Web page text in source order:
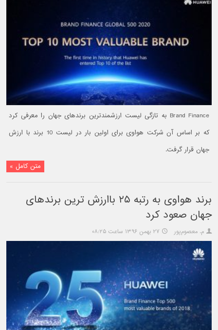
Brand Finance به تازگی لیست ارزشمندترین برندهای جهان را معرفی کرد
که بر اساس آن شرکت هواوی برای اولین بار در لیست 10 برند با ارزش
جهان قرار گرفت.
متن کامل »
برند هواوی به رتبه ۲۵ باارزش ترین برندهای
جهان صعود کرد
م. معصوم‌پور ۲۷ بهمن ۱۳۹۶ ساعت ۰۸:۲۵